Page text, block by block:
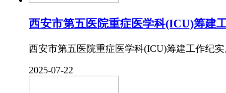
西安市第五医院重症医学科(ICU)筹建
西安市第五医院重症医学科(ICU)筹建工作纪
2025-07-22